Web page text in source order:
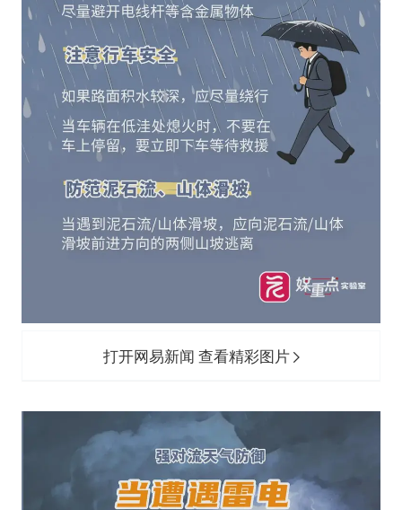
打开网易新闻 查看精彩图片